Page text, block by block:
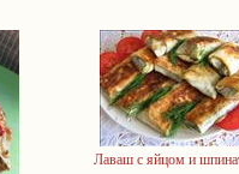
Лаваш с яйцом и